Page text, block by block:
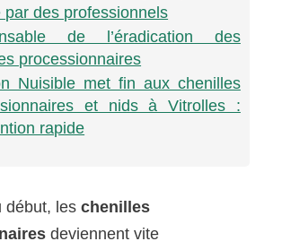
par des professionnels
de l’éradication des
processionnaires
Nuisible met fin aux chenilles
et nids à Vitrolles :
rapide
début, leschenilles
deviennent vite